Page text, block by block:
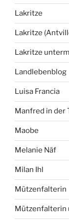
Lakritze
Lakritze
Lakritze
Landlebenblog
Luisa Francia
Manfred in der
Maobe
Melanie Näf
Milan Ihl
Mützenfalterin
Mützenfalterin